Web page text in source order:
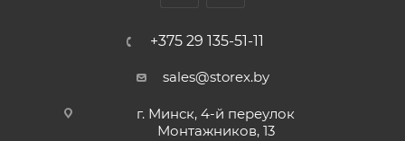
+375 29 135-51-11
sales@storex.by
г. Минск, 4-й переулок
Монтажников, 13